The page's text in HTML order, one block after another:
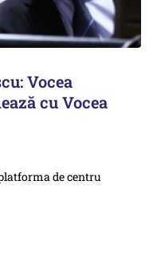
Vocea
cu Vocea